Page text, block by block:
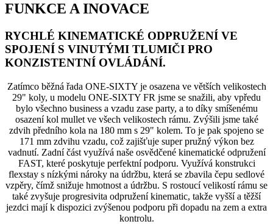
FUNKCE A INOVACE
RYCHLÉ KINEMATICKÉ ODPRUŽENÍ VE
SPOJENÍ S VINUTÝMI TLUMIČI PRO
KONZISTENTNÍ OVLÁDÁNÍ.
Zatímco běžná řada ONE-SIXTY je osazena ve větších velikostech
29" koly, u modelu ONE-SIXTY FR jsme se snažili, aby vpředu
bylo všechno business a vzadu zase party, a to díky smíšenému
osazení kol mullet ve všech velikostech rámu. Zvýšili jsme také
zdvih předního kola na 180 mm s 29" kolem. To je pak spojeno se
171 mm zdvihu vzadu, což zajišťuje super pružný výkon bez
vadnutí. Zadní část využívá naše osvědčené kinematické odpružení
FAST, které poskytuje perfektní podporu. Využívá konstrukci
flexstay s nízkými nároky na údržbu, která se zbavila čepu sedlové
vzpěry, čímž snižuje hmotnost a údržbu. S rostoucí velikostí rámu se
také zvyšuje progresivita odpružení kinematic, takže vyšší a těžší
jezdci mají k dispozici zvýšenou podporu při dopadu na zem a extra
kontrolu.